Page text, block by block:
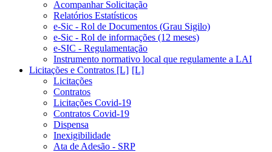
Acompanhar Solicitação
Relatórios Estatísticos
e-Sic - Rol de Documentos (Grau Sigilo)
e-Sic - Rol de informações (12 meses)
e-SIC - Regulamentação
Instrumento normativo local que regulamente a LAI
Licitações e Contratos [L]
Licitações
Contratos
Licitações Covid-19
Contratos Covid-19
Dispensa
Inexigibilidade
Ata de Adesão - SRP